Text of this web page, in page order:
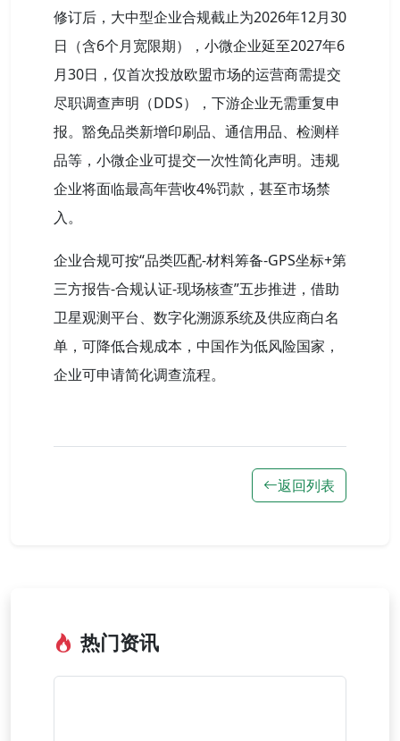
修订后，大中型企业合规截止为2026年12月30
日（含6个月宽限期），小微企业延至2027年6
月30日，仅首次投放欧盟市场的运营商需提交
尽职调查声明（DDS），下游企业无需重复申
报。豁免品类新增印刷品、通信用品、检测样
品等，小微企业可提交一次性简化声明。违规
企业将面临最高年营收4%罚款，甚至市场禁
入。
企业合规可按“品类匹配-材料筹备-GPS坐标+第
三方报告-合规认证-现场核查”五步推进，借助
卫星观测平台、数字化溯源系统及供应商白名
单，可降低合规成本，中国作为低风险国家，
企业可申请简化调查流程。
返回列表
热门资讯